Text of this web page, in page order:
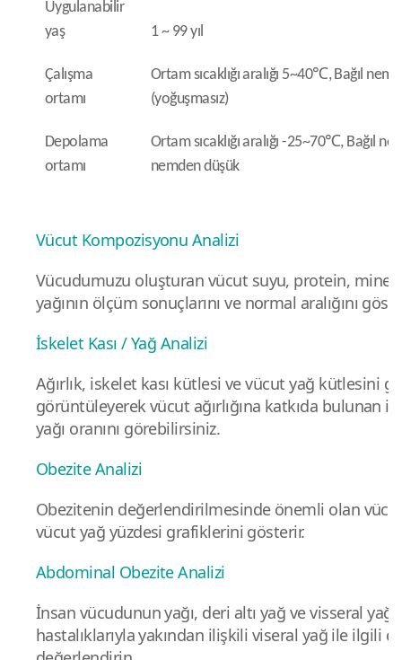
Uygulanabilir
yaş
1 ~ 99 yıl
Çalışma
ortamı
Ortam sıcaklığı aralığı 5~40℃, Bağıl nem
(yoğuşmasız)
Depolama
ortamı
Ortam sıcaklığı aralığı -25~70℃, Bağıl
nemden düşük
Vücut Kompozisyonu Analizi
Vücudumuzu oluşturan vücut suyu, protein,
yağının ölçüm sonuçlarını ve normal aralığını
İskelet Kası / Yağ Analizi
Ağırlık, iskelet kası kütlesi ve vücut yağ kütlesini
görüntüleyerek vücut ağırlığına katkıda bulunan
yağı oranını görebilirsiniz.
Obezite Analizi
Obezitenin değerlendirilmesinde önemli olan
vücut yağ yüzdesi grafiklerini gösterir.
Abdominal Obezite Analizi
İnsan vücudunun yağı, deri altı yağ ve visseral
hastalıklarıyla yakından ilişkili viseral yağ ile ilgili